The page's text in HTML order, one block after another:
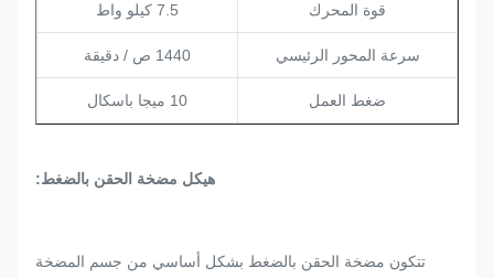
قوة المحرك
سرعة المحور الرئيسي
ضغط العمل
هيكل مضخة الحقن بالضغط:
تتكون مضخة الحقن بالضغط بشكل أساسي من جسم المضخة